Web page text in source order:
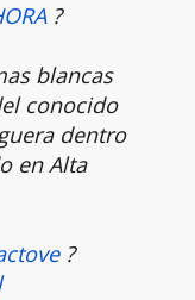
?
blancas
conocido
dentro
en Alta
?